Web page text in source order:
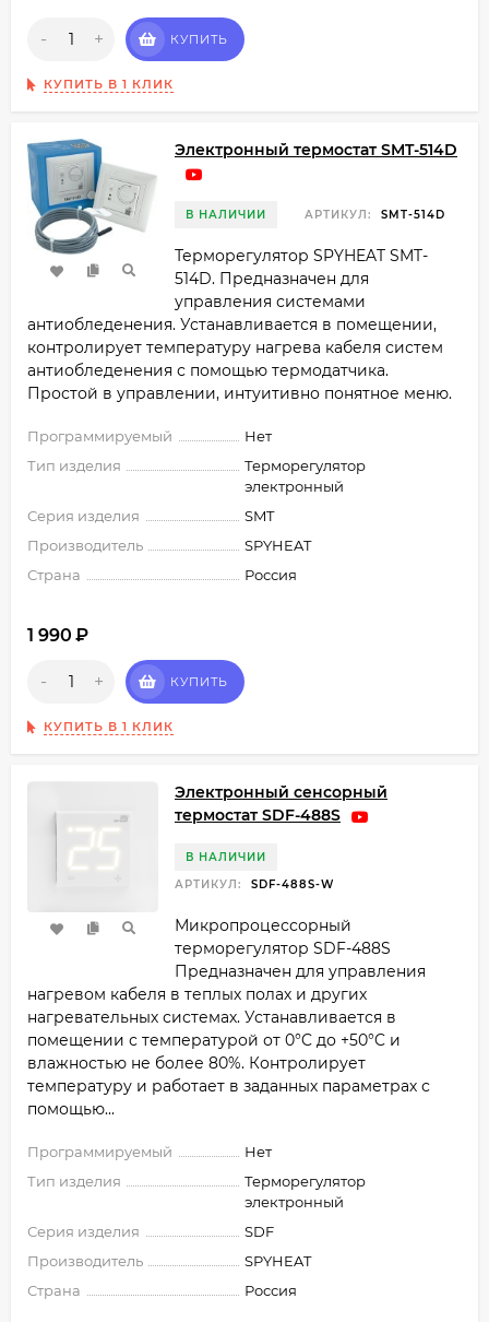
- + КУПИТЬ
КУПИТЬ В 1 КЛИК
Электронный термостат SMT-514D
В НАЛИЧИИ АРТИКУЛ: SMT-514D
Терморегулятор SPYHEAT SMT-
514D. Предназначен для
управления системами
антиобледенения. Устанавливается в помещении,
контролирует температуру нагрева кабеля систем
антиобледенения с помощью термодатчика.
Простой в управлении, интуитивно понятное меню.
Программируемый
Нет
Тип изделия
Терморегулятор
электронный
Серия изделия
SMT
Производитель
SPYHEAT
Страна
Россия
1 990 ₽
- + КУПИТЬ
КУПИТЬ В 1 КЛИК
Электронный сенсорный
термостат SDF-488S
В НАЛИЧИИ
АРТИКУЛ:
SDF-488S-W
Микропроцессорный
терморегулятор SDF-488S
Предназначен для управления
нагревом кабеля в теплых полах и других
нагревательных системах. Устанавливается в
помещении с температурой от 0°C до +50°C и
влажностью не более 80%. Контролирует
температуру и работает в заданных параметрах с
помощью...
Программируемый
Нет
Тип изделия
Терморегулятор
электронный
Серия изделия
SDF
Производитель
SPYHEAT
Страна
Россия